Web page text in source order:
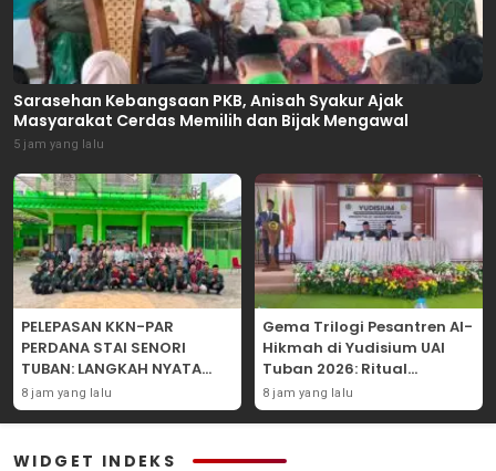
Sarasehan Kebangsaan PKB, Anisah Syakur Ajak
Masyarakat Cerdas Memilih dan Bijak Mengawal
5 jam yang lalu
PELEPASAN KKN-PAR
PERDANA STAI SENORI
TUBAN: LANGKAH NYATA
PENGABDIAN KEPADA
MASYARAKAT
8 jam yang lalu
Gema Trilogi Pesantren Al-
Hikmah di Yudisium UAI
Tuban 2026: Ritual
Pelepasan Lulusan yang
Adatif Laksana “Dhamir
8 jam yang lalu
WIDGET INDEKS